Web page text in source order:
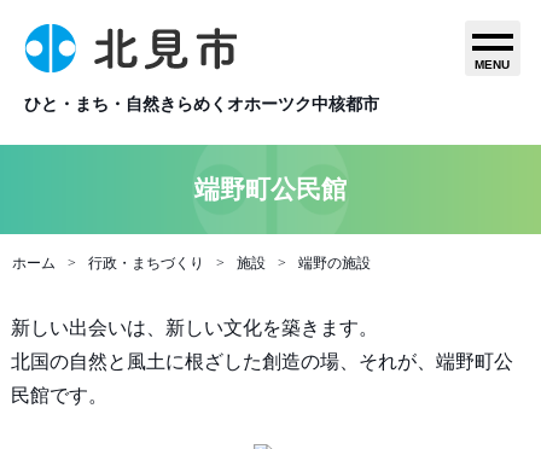
ひと・まち・自然きらめくオホーツク中核都市
MENU
端野町公民館
ホーム 行政・まちづくり 施設 端野の施設
新しい出会いは、新しい文化を築きます。
北国の自然と風土に根ざした創造の場、それが、端野町公
民館です。